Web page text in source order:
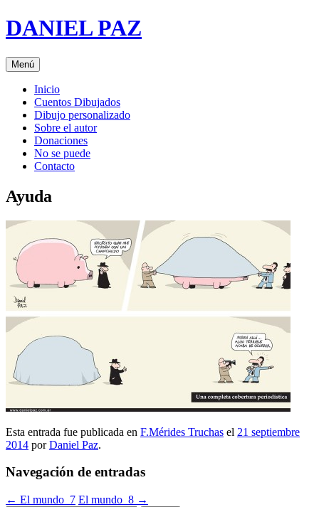
Saltar
al
DANIEL PAZ
Menú
Inicio
Cuentos Dibujados
Dibujo personalizado
Sobre el autor
Donaciones
No se puede
Contacto
Ayuda
Esta entrada fue publicada en F.Mérides Truchas el 21 septiembre
2014 porDaniel Paz.
Navegación de entradas
← El mundo_7 El mundo_8 →